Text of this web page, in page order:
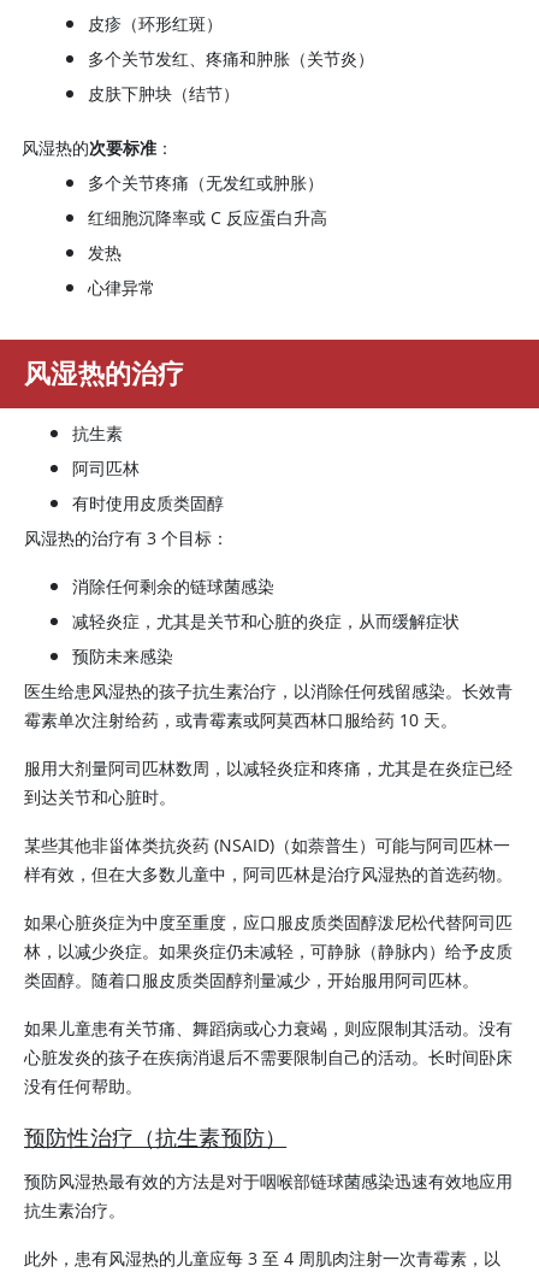
皮疹（环形红斑）
多个关节发红、疼痛和肿胀（关节炎）
皮肤下肿块（结节）
风湿热的次要标准 ：
多个关节疼痛（无发红或肿胀）
红细胞沉降率或 C 反应蛋白升高
发热
心律异常
风湿热的治疗
抗生素
阿司匹林
有时使用皮质类固醇
风湿热的治疗有 3 个目标：
消除任何剩余的链球菌感染
减轻炎症，尤其是关节和心脏的炎症，从而缓解症状
预防未来感染
医生给患风湿热的孩子抗生素治疗，以消除任何残留感染。长效青
霉素单次注射给药，或青霉素或阿莫西林口服给药 10 天。
服用大剂量阿司匹林数周，以减轻炎症和疼痛，尤其是在炎症已经
到达关节和心脏时。
某些其他非甾体类抗炎药 (NSAID)（如萘普生）可能与阿司匹林一
样有效，但在大多数儿童中， 阿司匹林是治疗风湿热的首选药物。
如果心脏炎症为中度至重度，应口服皮质类固醇泼尼松代替阿司匹
林 ，以减少炎症。如果炎症仍未减轻，可静脉（静脉内）给予皮质
类固醇。随着口服皮质类固醇剂量减少，开始服用阿司匹林。
如果儿童患有关节痛、舞蹈病或心力衰竭，则应限制其活动。没有
心脏发炎的孩子在疾病消退后不需要限制自己的活动。长时间卧床
没有任何帮助。
预防性治疗（抗生素预防）
预防风湿热最有效的方法是对于咽喉部链球菌感染迅速有效地应用
抗生素治疗。
此外，患有风湿热的儿童应每 3 至 4 周肌肉注射一次青霉素，以